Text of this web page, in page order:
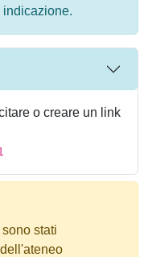
indicazione.
o creare un link
stati